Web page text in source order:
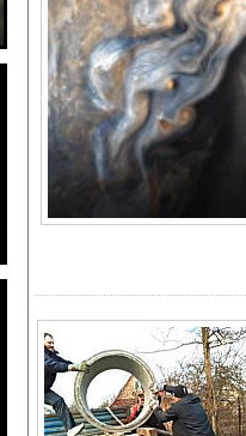
【画像】このバレー女子の中
【画像】ピクルスピザを頼ん
今の時期 河口で釣れる美味い
『BanG Dream! Ave Mujica』
【画像】カップラーメン食べ
【Xの車窓から】オービスか
【ポロリ悲話】ネットで拡散
【4/4】嫁が浮気をしている。
【画像】 JKダンス部、いろん
【悲報】トレパク騒動の漫画